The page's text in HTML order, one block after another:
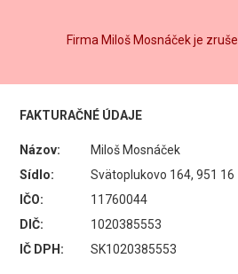
Firma Miloš Mosnáček je
FAKTURAČNÉ ÚDAJE
Názov:
Miloš Mosnáček
Sídlo:
Svätoplukovo 164, 951
IČO:
11760044
DIČ:
1020385553
IČ DPH:
SK1020385553